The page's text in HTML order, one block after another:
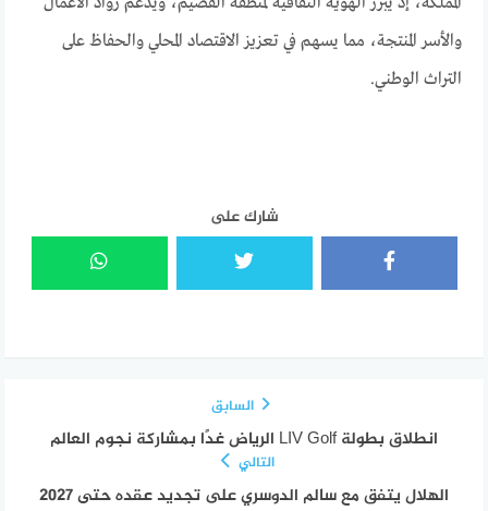
والأسر المنتجة، مما يسهم في تعزيز الاقتصاد المحلي والحفاظ على
التراث الوطني.
شارك على
السابق
انطلاق بطولة LIV Golf الرياض غدًا بمشاركة نجوم العالم
التالي
الهلال يتفق مع سالم الدوسري على تجديد عقده حتى 2027